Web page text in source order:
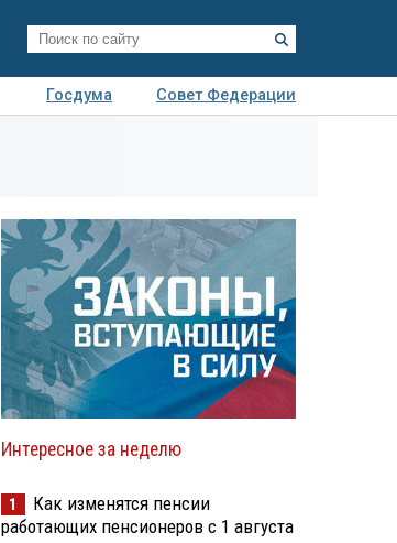
Госдума
Совет Федерации
Интересное за неделю
1
Как изменятся пенсии
работающих пенсионеров с 1 августа